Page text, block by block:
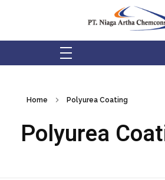
PT Niaga Artha Chemcons
Home Polyurea Coating
Polyurea